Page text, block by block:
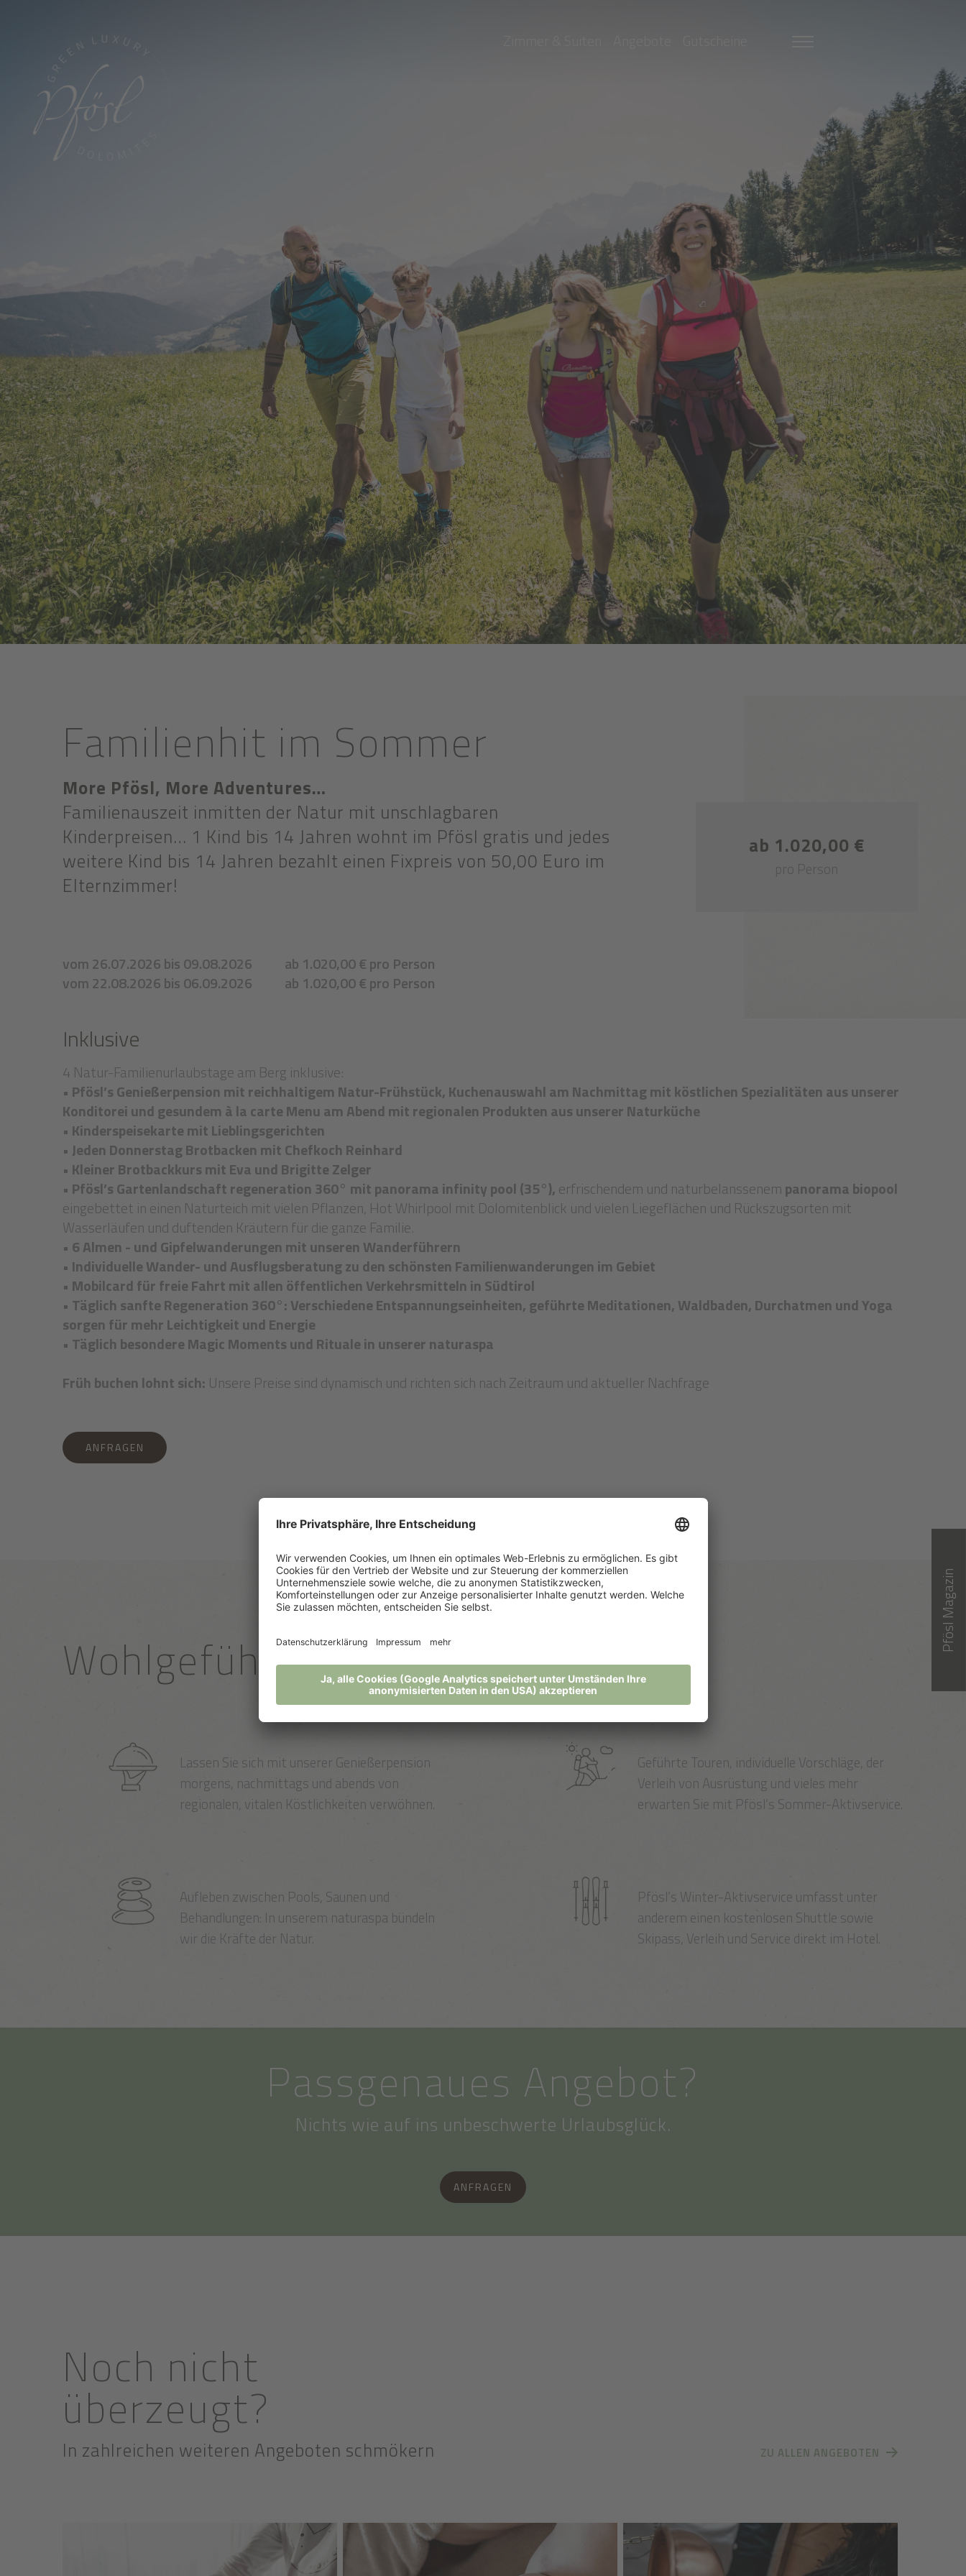
Familienhit im Sommer
More Pfösl, More Adventures…
Familienauszeit inmitten der Natur mit unschlagbaren
Kinderpreisen… 1 Kind bis 14 Jahren wohnt im Pfösl gratis und jedes
weitere Kind bis 14 Jahren bezahlt einen Fixpreis von 50,00 Euro im
Elternzimmer!
vom 26.07.2026 bis 09.08.2026
ab 1.020,00 € pro Person
vom 22.08.2026 bis 06.09.2026
ab 1.020,00 € pro Person
ab 1.020,00 €
pro Person
Inklusive
4 Natur-Familienurlaubstage am Berg inklusive:
• Pfösl’s Genießerpension mit reichhaltigem Natur-Frühstück, Kuchenauswahl am Nachmittag mit köstlichen Spezialitäten aus unserer
Konditorei und gesundem à la carte Menu am Abend mit regionalen Produkten aus unserer Naturküche
• Kinderspeisekarte mit Lieblingsgerichten
• Jeden Donnerstag Brotbacken mit Chefkoch Reinhard
• Kleiner Brotbackkurs mit Eva und Brigitte Zelger
• Pfösl’s Gartenlandschaft regeneration 360° mit panorama infinity pool (35°), erfrischendem und naturbelanssenem panorama biopool
eingebettet in einen Naturteich mit vielen Pflanzen, Hot Whirlpool mit Dolomitenblick und vielen Liegeflächen und Rückszugsorten mit
Wasserläufen und duftenden Kräutern für die ganze Familie.
• 6 Almen - und Gipfelwanderungen mit unseren Wanderführern
• Individuelle Wander- und Ausflugsberatung zu den schönsten Familienwanderungen im Gebiet
• Mobilcard für freie Fahrt mit allen öffentlichen Verkehrsmitteln in Südtirol
• Täglich sanfte Regeneration 360°: Verschiedene Entspannungseinheiten, geführte Meditationen, Waldbaden, Durchatmen und Yoga
sorgen für mehr Leichtigkeit und Energie
• Täglich besondere Magic Moments und Rituale in unserer naturaspa
Früh buchen lohnt sich: Unsere Preise sind dynamisch und richten sich nach Zeitraum und aktueller Nachfrage
ANFRAGEN
Wohlgefühl inklusive
Lassen Sie sich mit unserer Genießerpension
morgens, nachmittags und abends von
regionalen, vitalen Köstlichkeiten verwöhnen.
Geführte Touren, individuelle Vorschläge, der
Verleih von Ausrüstung und vieles mehr
erwarten Sie mit Pfösl’s Sommer-Aktivservice.
Aufleben zwischen Pools, Saunen und
Behandlungen: In unserem naturaspa bündeln
wir die Kräfte der Natur.
Pfösl’s Winter-Aktivservice umfasst unter
anderem einen kostenlosen Shuttle sowie
Skipass, Verleih und Service direkt im Hotel.
Passgenaues Angebot?
Nichts wie auf ins unbeschwerte Urlaubsglück.
ANFRAGEN
Noch nicht
überzeugt?
In zahlreichen weiteren Angeboten schmökern ZU ALLEN ANGEBOTEN
Pfösl Magazin